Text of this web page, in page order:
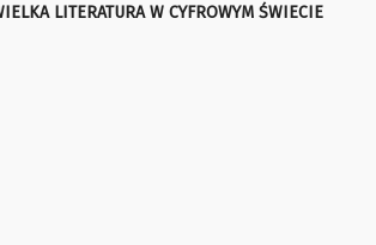
LITERATURA W CYFROWYM ŚWIECIE